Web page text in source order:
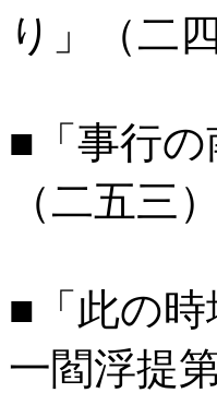
り」（二
■「事行
（二五三）
■「此の
一閻浮提